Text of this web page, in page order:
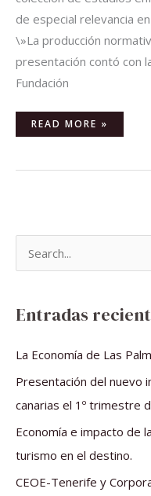
de especial relevancia
\»La producción
presentación contó con
Fundación
READ MORE »
a
r
Entradas
La Economía de Las
Presentación del nuevo
canarias el 1º trimestre
Economía e impacto de
turismo en el destino.
CEOE-Tenerife y